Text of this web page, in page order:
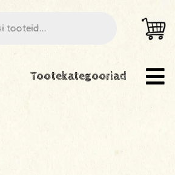
Tootekategooriad